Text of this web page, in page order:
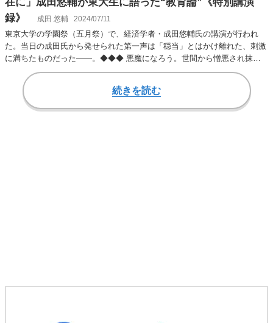
録》
成田 悠輔 2024/07/11
東京大学の学園祭（五月祭）で、経済学者・成田悠輔氏の講演が行われ
た。当日の成田氏から発せられた第一声は「穏当」とはかけ離れた、刺激
に満ちたものだった――。◆◆◆ 悪魔になろう。世間から憎悪され抹殺
されるような存在に。…
続きを読む